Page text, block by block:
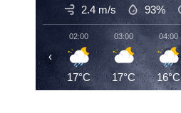
2.4 m/s 93%
02:00
17°C
03:00
17°C
04:00
16°C
‹